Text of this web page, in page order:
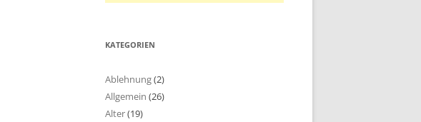
KATEGORIEN
Ablehnung(2)
Allgemein (26)
Alter(19)